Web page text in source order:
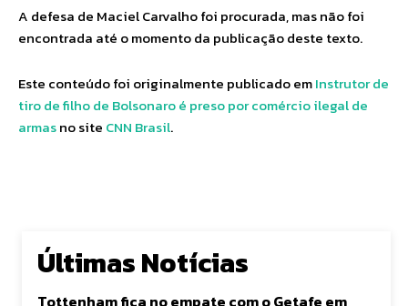
A defesa de Maciel Carvalho foi procurada, mas não foi
encontrada até o momento da publicação deste texto.
Este conteúdo foi originalmente publicado emInstrutor de
tiro de filho de Bolsonaro é preso por comércio ilegal de
armasno site CNN Brasil.
Últimas Notícias
Tottenham fica no empate com o Getafe em